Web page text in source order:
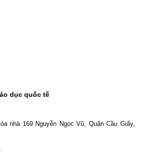
dục quốc tế
nhà 169 Nguyễn Ngọc Vũ, Quận Cầu Giấy,